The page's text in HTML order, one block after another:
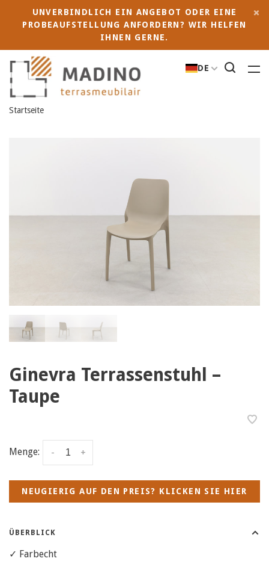
UNVERBINDLICH EIN ANGEBOT ODER EINE
PROBEAUFSTELLUNG ANFORDERN? WIR HELFEN
IHNEN GERNE.
DE
Startseite
Ginevra Terrassenstuhl –
Taupe
Menge: +
-
NEUGIERIG AUF DEN PREIS? KLICKEN SIE HIER
ÜBERBLICK
✓ Farbecht